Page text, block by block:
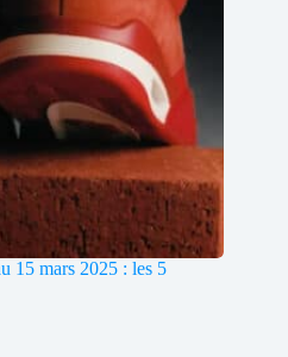
15 mars 2025 : les 5